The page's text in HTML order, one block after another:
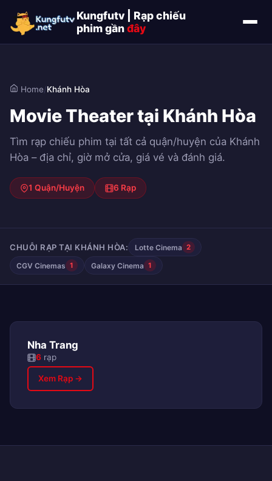
Kungfutv | Rạp chiếu
phim gầnđây
Home/Khánh Hòa
Movie Theater tại Khánh Hòa
Tìm rạp chiếu phim tại tất cả quận/huyện của Khánh
Hòa – địa chỉ, giờ mở cửa, giá vé và đánh giá.
1 Quận/Huyện 6 Rạp
CHUỖI RẠP TẠI KHÁNH HÒA: Lotte Cinema 2
CGV Cinemas 1 Galaxy Cinema 1
Nha Trang
6 rạp
Xem Rạp →